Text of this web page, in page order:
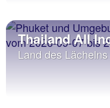
Thailand All
Land des